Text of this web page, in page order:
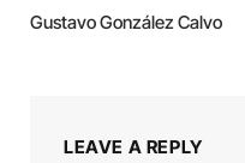
Gustavo González Calvo
LEAVE A REPLY